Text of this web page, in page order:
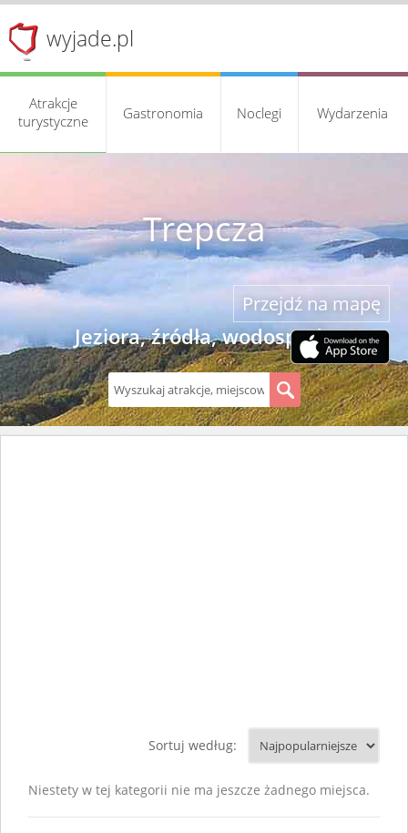
wyjade.pl
Atrakcje
turystyczne
Gastronomia Noclegi Wydarzenia
Trepcza
Jeziora, źródła, wodospady
Przejdź na mapę
Sortuj według:
Niestety w tej kategorii nie ma jeszcze żadnego miejsca.